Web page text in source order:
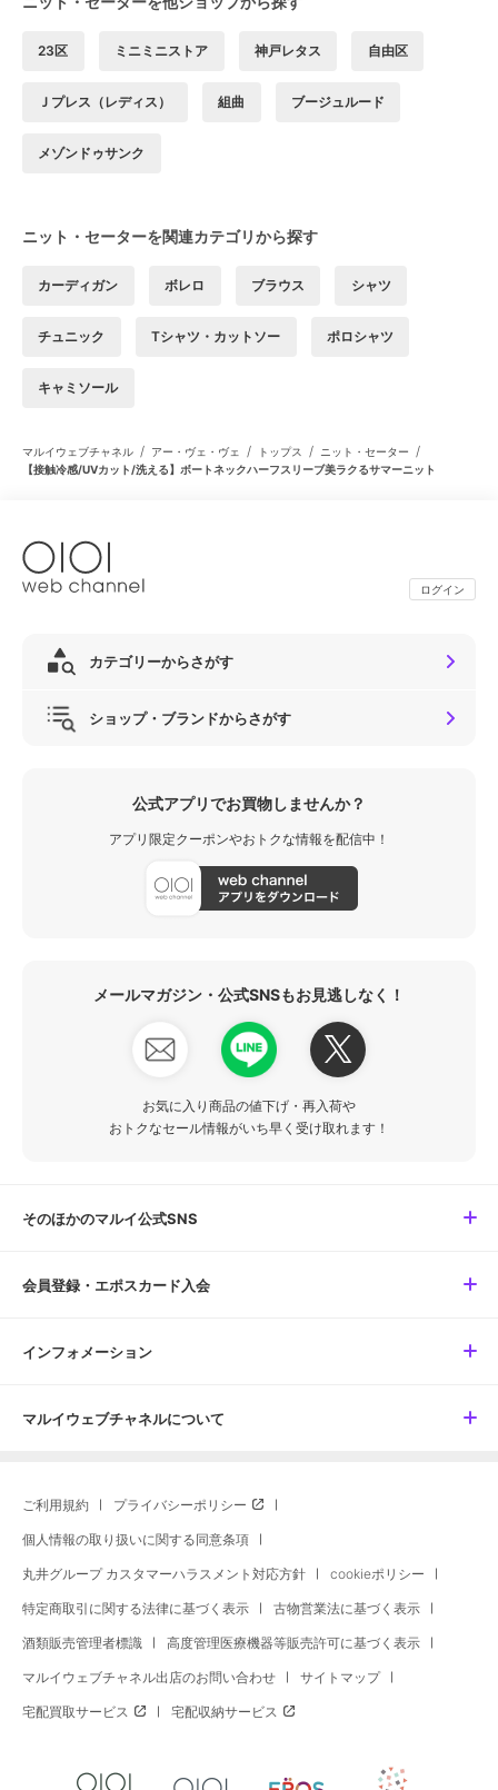
23区 ミニミニストア 神戸レタス 自由区
Ｊプレス（レディス） 組曲 ブージュルード
メゾンドゥサンク
ニット・セーターを関連カテゴリから探す
カーディガン ボレロ ブラウス シャツ
チュニック Tシャツ・カットソー ポロシャツ
キャミソール
マルイウェブチャネル / アー・ヴェ・ヴェ / トップス / ニット・セーター /
【接触冷感/UVカット/洗える】ボートネックハーフスリーブ美ラクるサマーニット
ログイン
カテゴリーからさがす
ショップ・ブランドからさがす
公式アプリでお買物しませんか？
アプリ限定クーポンやおトクな情報を配信中！
メールマガジン・公式SNSもお見逃しなく！
お気に入り商品の値下げ・再入荷や
おトクなセール情報がいち早く受け取れます！
そのほかのマルイ公式SNS
会員登録・エポスカード入会
インフォメーション
マルイウェブチャネルについて
ご利用規約 プライバシーポリシー
個人情報の取り扱いに関する同意条項
丸井グループ カスタマーハラスメント対応方針 cookieポリシー
特定商取引に関する法律に基づく表示 古物営業法に基づく表示
酒類販売管理者標識 高度管理医療機器等販売許可に基づく表示
マルイウェブチャネル出店のお問い合わせ サイトマップ
宅配買取サービス 宅配収納サービス